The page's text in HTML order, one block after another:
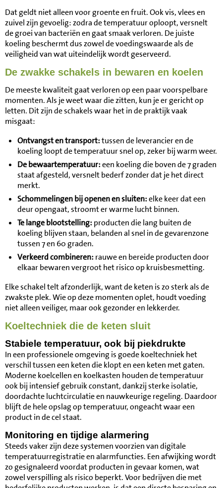
Dat geldt niet alleen voor groente en fruit. Ook vis, vlees en
zuivel zijn gevoelig: zodra de temperatuur oploopt, versnelt
de groei van bacteriën en gaat smaak verloren. De juiste
koeling beschermt dus zowel de voedingswaarde als de
veiligheid van wat uiteindelijk wordt geserveerd.
De zwakke schakels in bewaren en koelen
De meeste kwaliteit gaat verloren op een paar voorspelbare
momenten. Als je weet waar die zitten, kun je er gericht op
letten. Dit zijn de schakels waar het in de praktijk vaak
misgaat:
Ontvangst en transport:tussen de leverancier en de
koeling loopt de temperatuur snel op, zeker bij warm weer.
De bewaartemperatuur:een koeling die boven de 7 graden
staat afgesteld, versnelt bederf zonder dat je het direct
merkt.
Schommelingen bij openen en sluiten:elke keer dat een
deur opengaat, stroomt er warme lucht binnen.
Te lange blootstelling:producten die lang buiten de
koeling blijven staan, belanden al snel in de gevarenzone
tussen 7 en 60 graden.
Verkeerd combineren:rauwe en bereide producten door
elkaar bewaren vergroot het risico op kruisbesmetting.
Elke schakel telt afzonderlijk, want de keten is zo sterk als de
zwakste plek. Wie op deze momenten oplet, houdt voeding
niet alleen veiliger, maar ook gezonder en lekkerder.
Koeltechniek die de keten sluit
Stabiele temperatuur, ook bij piekdrukte
In een professionele omgeving is goede koeltechniek het
verschil tussen een keten die klopt en een keten met gaten.
Moderne koelcellen en koelkasten houden de temperatuur
ook bij intensief gebruik constant, dankzij sterke isolatie,
doordachte luchtcirculatie en nauwkeurige regeling. Daardoor
blijft de hele opslag op temperatuur, ongeacht waar een
product in de cel staat.
Monitoring en tijdige alarmering
Steeds vaker zijn deze systemen voorzien van digitale
temperatuurregistratie en alarmfuncties. Een afwijking wordt
zo gesignaleerd voordat producten in gevaar komen, wat
zowel verspilling als risico beperkt. Voor bedrijven die met